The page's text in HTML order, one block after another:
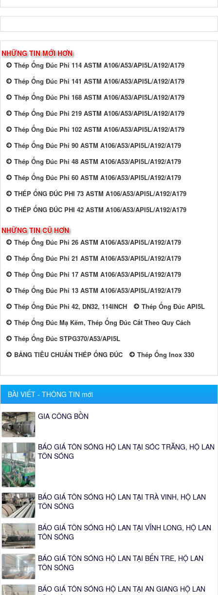
NHỮNG TIN MỚI HƠN
Thép Ống Đúc Phi 114 ASTM A106/A53/API5L/A192/A179
Thép Ống Đúc Phi 141 ASTM A106/A53/API5L/A192/A179
Thép Ống Đúc Phi 168 ASTM A106/A53/API5L/A192/A179
Thép Ống Đúc Phi 219 ASTM A106/A53/API5L/A192/A179
Thép Ống Đúc Phi 102 ASTM A106/A53/API5L/A192/A179
Thép Ống Đúc Phi 90 ASTM A106/A53/API5L/A192/A179
Thép Ống Đúc Phi 48 ASTM A106/A53/API5L/A192/A179
Thép Ống Đúc Phi 60 ASTM A106/A53/API5L/A192/A179
THÉP ỐNG ĐÚC PHI 73 ASTM A106/A53/API5L/A192/A179
THÉP ỐNG ĐÚC PHI 42 ASTM A106/A53/API5L/A192/A179
NHỮNG TIN CŨ HƠN
Thép Ống Đúc Phi 26 ASTM A106/A53/API5L/A192/A179
Thép Ống Đúc Phi 21 ASTM A106/A53/API5L/A192/A179
Thép Ống Đúc Phi 17 ASTM A106/A53/API5L/A192/A179
Thép Ống Đúc Phi 13 ASTM A106/A53/API5L/A192/A179
Thép Ống Đúc Phi 42, DN32, 114INCH
Thép Ống Đúc API5L
Thép Ống Đúc Mạ Kẽm, Thép Ống Đúc Cắt Theo Quy Cách
Thép Ống Đúc STPG370/A53/API5L
BẢNG TIÊU CHUẨN THÉP ỐNG ĐÚC
Thép Ống Inox 330
BÀI VIẾT - THÔNG TIN mới
GIA CÔNG BỒN
BÁO GIÁ TÔN SÓNG HỘ LAN TẠI SÓC TRĂNG, HỘ LAN
TÔN SÓNG
BÁO GIÁ TÔN SÓNG HỘ LAN TẠI TRÀ VINH, HỘ LAN
TÔN SÓNG
BÁO GIÁ TÔN SÓNG HỘ LAN TẠI VĨNH LONG, HỘ LAN
TÔN SÓNG
BÁO GIÁ TÔN SÓNG HỘ LAN TẠI BẾN TRE, HỘ LAN
TÔN SÓNG
BÁO GIÁ TÔN SÓNG HỘ LAN TẠI AN GIANG HỘ LAN